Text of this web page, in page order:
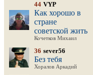
44 VYP
Как хорошо в
стране
советской жить
Кочетков Михаил
36 sever56
Без тебя
Хоралов Аркадий